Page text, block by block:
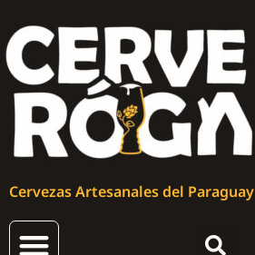
Cervezas Artesanales del Paraguay